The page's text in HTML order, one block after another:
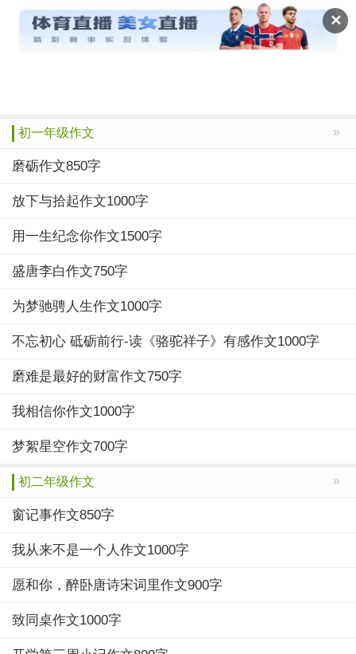
✕
作文宝典
推荐 小学 初中 绝品
初一年级作文 »
磨砺作文850字
放下与拾起作文1000字
用一生纪念你作文1500字
盛唐李白作文750字
为梦驰骋人生作文1000字
不忘初心 砥砺前行-读《骆驼祥子》有感作文1000字
磨难是最好的财富作文750字
我相信你作文1000字
梦絮星空作文700字
初二年级作文 »
窗记事作文850字
我从来不是一个人作文1000字
愿和你，醉卧唐诗宋词里作文900字
致同桌作文1000字